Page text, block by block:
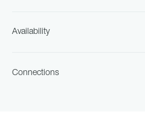
Availability
Connections